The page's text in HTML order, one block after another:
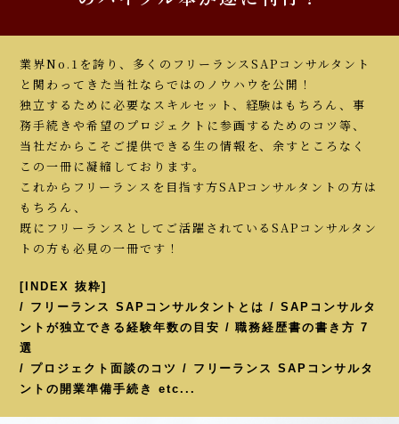
業界No.1を誇り、多くのフリーランスSAPコンサルタント
と関わってきた当社ならではのノウハウを公開！
独立するために必要なスキルセット、経験はもちろん、事
務手続きや希望のプロジェクトに参画するためのコツ等、
当社だからこそご提供できる生の情報を、余すところなく
この一冊に凝縮しております。
これからフリーランスを目指す方SAPコンサルタントの方は
もちろん、
既にフリーランスとしてご活躍されているSAPコンサルタン
トの方も必見の一冊です！
[INDEX 抜粋]
/ フリーランス SAPコンサルタントとは / SAPコンサルタ
ントが独立できる経験年数の目安 / 職務経歴書の書き方 7
選
/ プロジェクト面談のコツ / フリーランス SAPコンサルタ
ントの開業準備手続き etc...